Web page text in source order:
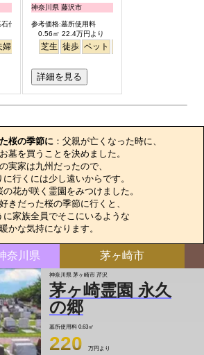
代含）
婦 永代供養 樹木葬 公園墓地
神奈川県 藤沢市
参考価格:墓所使用料
0.56㎡ 22.4万円より
芝生 徒歩 ペット
詳細を見る
桜の季節に ：父親が亡くなった時に、
墓を買うことを決めました。
実家は九州だったので、
に行くには少し遠いからです。
の花が咲く霊園をみつけました。
きだった桜の季節に行くと、
に家族全員でそこにいるような
暖かな気持になります。
奈川県 茅ヶ崎市
神奈川県 茅ヶ崎市 芹沢
茅ヶ崎霊園 永久
の郷
墓所使用料 0.63㎡
220 万円より